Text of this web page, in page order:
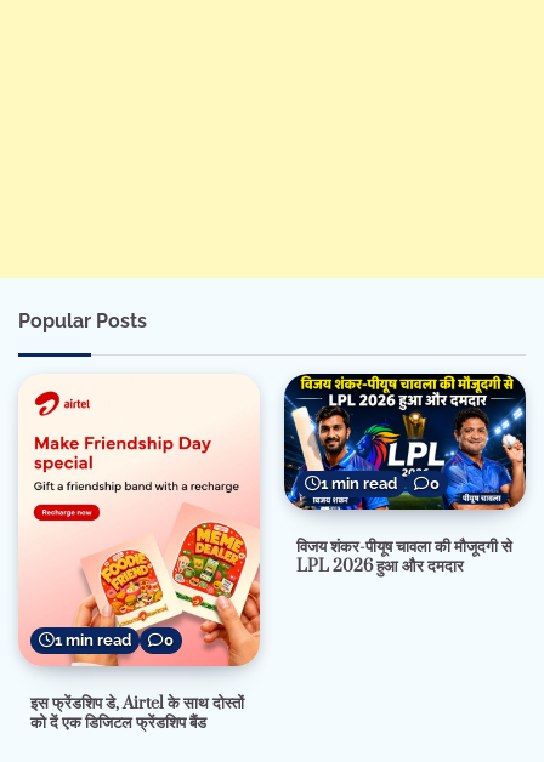
Popular Posts
1 min read 0
इस फ्रेंडशिप डे, Airtel के साथ दोस्तों
को दें एक डिजिटल फ्रेंडशिप बैंड
1 min read 0
विजय शंकर-पीयूष चावला की मौजूदगी से
LPL 2026 हुआ और दमदार